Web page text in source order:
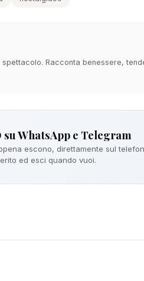
Racconta benessere,
WhatsApp e Telegram
escono, direttamente sul
ed esci quando vuoi.